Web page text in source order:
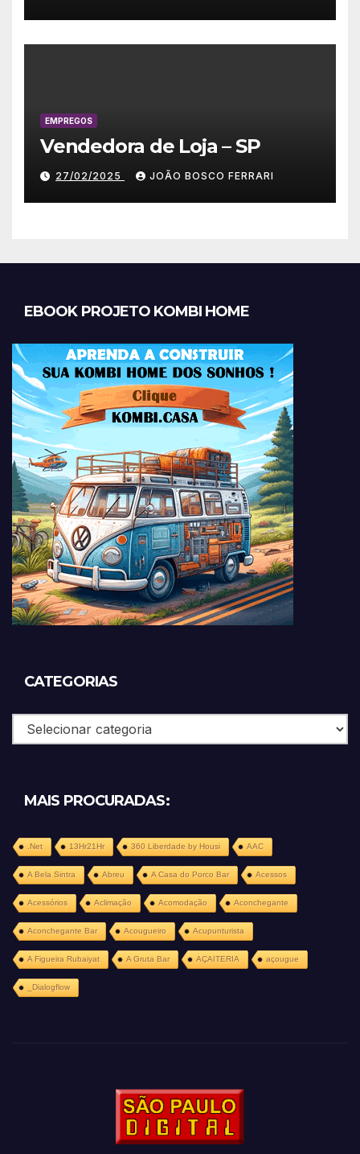
EMPREGOS
Vendedora de Loja – SP
27/02/2025 JOÃO BOSCO FERRARI
EBOOK PROJETO KOMBI HOME
CATEGORIAS
Categorias
MAIS PROCURADAS:
.Net 13Hr21Hr 360 Liberdade by Housi AAC
A Bela Sintra Abreu A Casa do Porco Bar Acessos
Acessórios Aclimação Acomodação Aconchegante
Aconchegante Bar Acougueiro Acupunturista
A Figueira Rubaiyat A Gruta Bar AÇAITERIA açougue
_Dialogflow